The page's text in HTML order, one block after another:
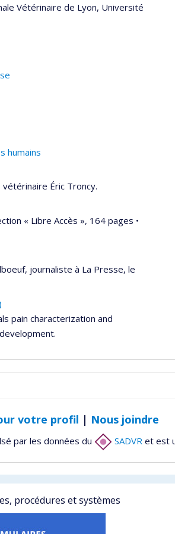
Vétérinaire de Lyon, Université
humains
Éric Troncy.
« Libre Accès », 164 pages •
journaliste à La Presse, le
pain characterization and
votre profil | Nous joindre
par les données du SADVR et est
procédures et systèmes